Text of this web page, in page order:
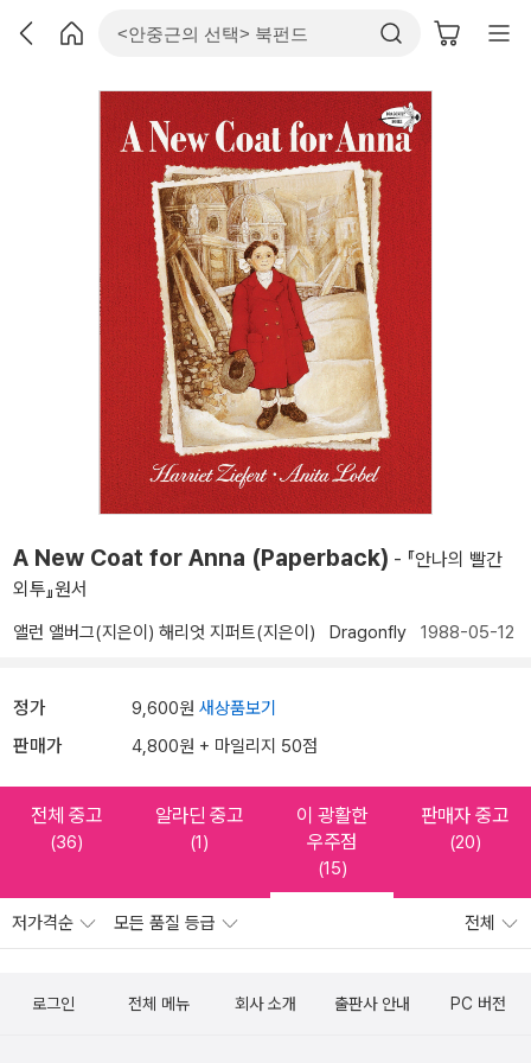
A New Coat for Anna (Paperback) - 『안나의 빨간
외투』원서
앨런 앨버그(지은이) 해리엇 지퍼트(지은이) Dragonfly 1988-05-12
정가 9,600원 새상품보기
판매가 4,800원 + 마일리지 50점
전체 중고
(36)
알라딘 중고
(1)
이 광활한
우주점
(15)
판매자 중고
(20)
저가격순 모든 품질 등급 전체
로그인 전체 메뉴 회사 소개 출판사 안내 PC 버전